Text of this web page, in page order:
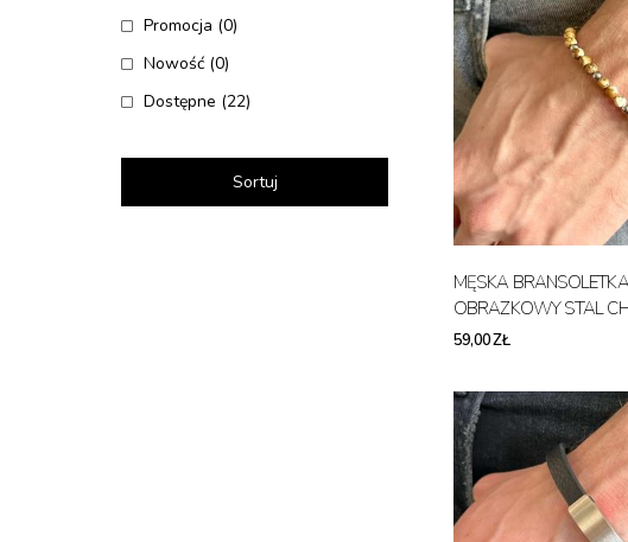
Promocja (0)
Nowość (0)
Dostępne (22)
Sortuj
MĘSKA
OBRAZKOWY STAL
59,00 ZŁ